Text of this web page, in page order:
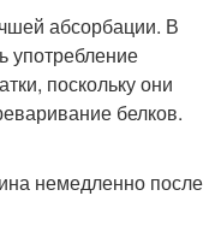
абсорбации. В
употребление
поскольку они
белков.
немедленно после